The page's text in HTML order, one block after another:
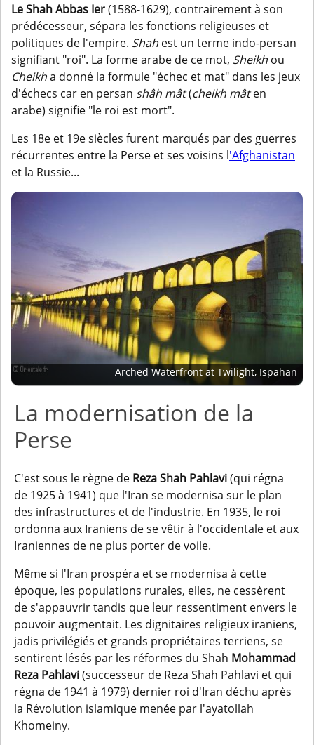
Le Shah Abbas Ier(1588-1629), contrairement à son
prédécesseur, sépara les fonctions religieuses et
politiques de l'empire. Shah est un terme indo-persan
signifiant "roi". La forme arabe de ce mot, Sheikh ou
Cheikha donné la formule "échec et mat" dans les jeux
d'échecs car en persan shâh mât(cheikh mâten
arabe) signifie "le roi est mort".
Les 18e et 19e siècles furent marqués par des guerres
récurrentes entre la Perse et ses voisins l'Afghanistan
et la Russie...
Arched Waterfront at Twilight, Ispahan
La modernisation de la
Perse
C'est sous le règne de Reza Shah Pahlavi(qui régna
de 1925 à 1941) que l'Iran se modernisa sur le plan
des infrastructures et de l'industrie. En 1935, le roi
ordonna aux Iraniens de se vêtir à l'occidentale et aux
Iraniennes de ne plus porter de voile.
Même si l'Iran prospéra et se modernisa à cette
époque, les populations rurales, elles, ne cessèrent
de s'appauvrir tandis que leur ressentiment envers le
pouvoir augmentait. Les dignitaires religieux iraniens,
jadis privilégiés et grands propriétaires terriens, se
sentirent lésés par les réformes du Shah Mohammad
Reza Pahlavi(successeur de Reza Shah Pahlavi et qui
régna de 1941 à 1979) dernier roi d'Iran déchu après
la Révolution islamique menée par l'ayatollah
Khomeiny.